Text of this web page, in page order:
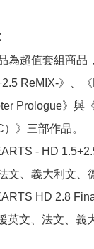
為超值套組商品
ReMIX-》、
Prologue》與
）》三部作品。
- HD
文、義大利文、
HD 2.8
英文、法文、義